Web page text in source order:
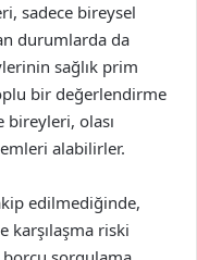
sadece bireysel
durumlarda da
sağlık prim
bir değerlendirme
olası
alabilirler.
edilmediğinde,
karşılaşma riski